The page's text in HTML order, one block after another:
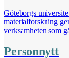
Göteborgs
materialforskning
verksamheten som
Personnytt